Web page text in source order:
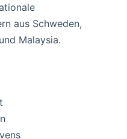
aus Schweden,
Malaysia.